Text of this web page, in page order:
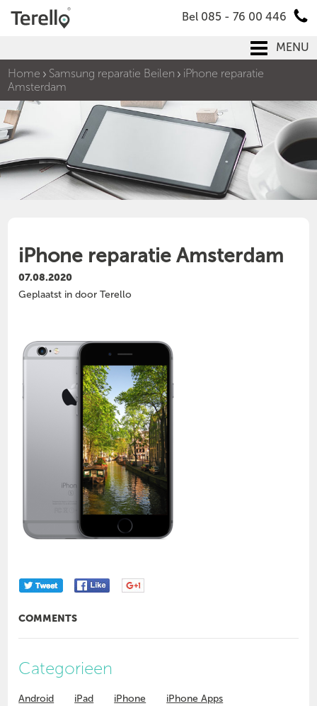
Bel 085 - 76 00 446
MENU
Home
Samsung reparatie Beilen
iPhone reparatie
Amsterdam
iPhone reparatie Amsterdam
07.08.2020
Geplaatst in door Terello
COMMENTS
Categorieen
Android iPad iPhone
iPhone Apps